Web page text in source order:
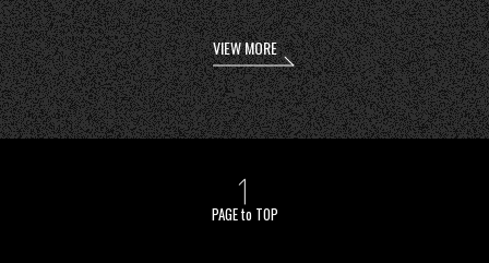
VIEW MORE
PAGE to TOP